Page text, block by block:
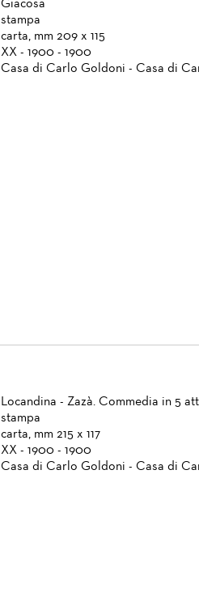
Giacosa
stampa
carta, mm 209 x 115
XX - 1900 - 1900
Casa di Carlo Goldoni - Casa di
Locandina - Zazà. Commedia in 5
stampa
carta, mm 215 x 117
XX - 1900 - 1900
Casa di Carlo Goldoni - Casa di